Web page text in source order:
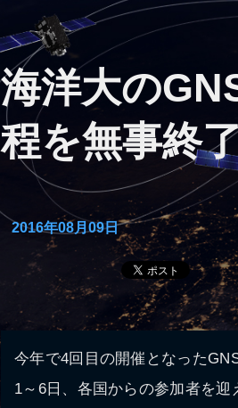
海洋大の
程を無事終
2016年08月09日
今年で4回目の開催となった
1～6日、各国からの参加者を